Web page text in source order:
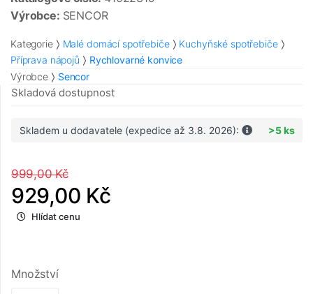
Výrobce: SENCOR
Kategorie Malé domácí spotřebiče
Kuchyňské spotřebiče
Příprava nápojů
Rychlovarné konvice
Výrobce
Sencor
Skladová dostupnost
Skladem u dodavatele (expedice až 3.8. 2026): >5 ks
999,00 Kč
929,00 Kč
Hlídat cenu
Množství